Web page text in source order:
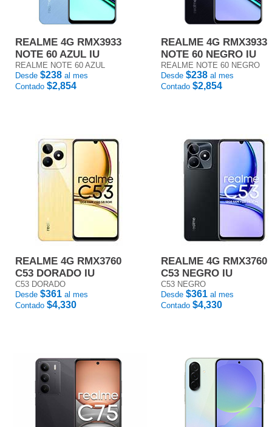
REALME 4G RMX3933
NOTE 60 AZUL IU
REALME NOTE 60 AZUL
Desde $238 al mes
Contado $2,854
REALME 4G RMX3933
NOTE 60 NEGRO IU
REALME NOTE 60 NEGRO
Desde $238 al mes
Contado $2,854
REALME 4G RMX3760
C53 DORADO IU
C53 DORADO
Desde $361 al mes
Contado $4,330
REALME 4G RMX3760
C53 NEGRO IU
C53 NEGRO
Desde $361 al mes
Contado $4,330